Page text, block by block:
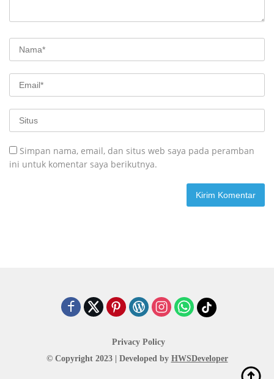
Simpan nama, email, dan situs web saya pada peramban
ini untuk komentar saya berikutnya.
Privacy Policy
© Copyright 2023 | Developed by HWSDeveloper